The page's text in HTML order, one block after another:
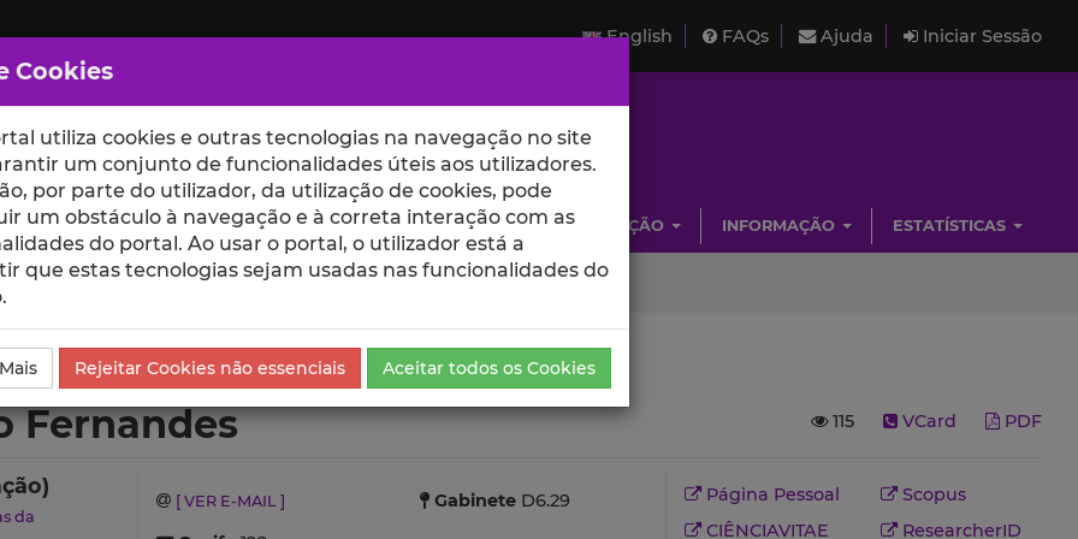
English FAQs Ajuda Iniciar Sessão
ESCOLAS UNIDADES INVESTIGAÇÃO INFORMAÇÃO ESTATÍSTICAS
Currículo
115 VCard PDF
Fernandes
da
[ VER E-MAIL ] GabineteD6.29
Página Pessoal
Scopus
CIÊNCIAVITAE
ResearcherID
Cookies
utiliza cookies e outras tecnologias na navegação no site
um conjunto de funcionalidades úteis aos utilizadores.
por parte do utilizador, da utilização de cookies, pode
um obstáculo à navegação e à correta interação com as
do portal. Ao usar o portal, o utilizador está a
que estas tecnologias sejam usadas nas funcionalidades do
Rejeitar Cookies não essenciais Aceitar todos os Cookies